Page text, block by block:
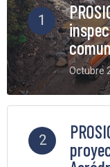
1
Octubre
6
2